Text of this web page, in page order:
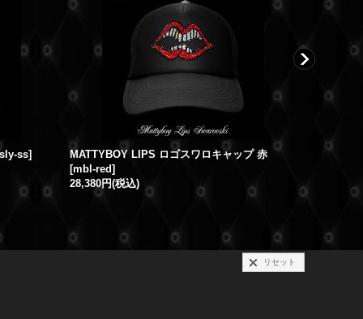
ss]
MATTYBOY LIPS ロゴスワロキャップ 赤
[mbl-red]
28,380円(税込)
リセット